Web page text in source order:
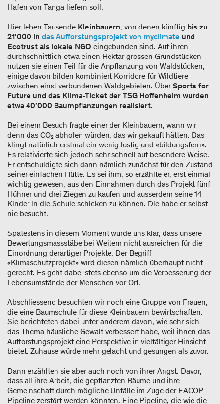
Hafen von Tanga liefern soll.
Hier leben Tausende Kleinbauern, von denen künftig bis zu
21’000 in das Aufforstungsprojekt von myclimate und
Ecotrust als lokale NGO eingebunden sind. Auf ihren
durchschnittlich etwa einen Hektar grossen Grundstücken
nutzen sie einen Teil für die Anpflanzung von Waldstücken,
einige davon bilden kombiniert Korridore für Wildtiere
zwischen einst verbundenen Waldgebieten. ÜberSports for
Future und das Klima-Ticket der TSG Hoffenheim wurden
etwa 40’000 Baumpflanzungen realisiert.
Bei einem Besuch fragte einer der Kleinbauern, wann wir
denn das CO₂ abholen würden, das wir gekauft hätten. Das
klingt natürlich erstmal ein wenig lustig und «bildungsfern».
Es relativierte sich jedoch sehr schnell auf besondere Weise.
Er entschuldigte sich dann nämlich zunächst für den Zustand
seiner einfachen Hütte. Es sei ihm, so erzählte er, erst einmal
wichtig gewesen, aus den Einnahmen durch das Projekt fünf
Hühner und drei Ziegen zu kaufen und ausserdem seine 14
Kinder in die Schule schicken zu können. Die habe er selbst
nie besucht.
Spätestens in diesem Moment wurde uns klar, dass unsere
Bewertungsmassstäbe bei Weitem nicht ausreichen für die
Einordnung derartiger Projekte. Der Begriff
«Klimaschutzprojekt» wird diesen nämlich überhaupt nicht
gerecht. Es geht dabei stets ebenso um die Verbesserung der
Lebensumstände der Menschen vor Ort.
Abschliessend besuchten wir noch eine Gruppe von Frauen,
die eine Baumschule für diese Kleinbauern bewirtschaften.
Sie berichteten dabei unter anderem davon, wie sehr sich
das Thema häusliche Gewalt verbessert habe, weil ihnen das
Aufforstungsprojekt eine Perspektive in vielfältiger Hinsicht
bietet. Zuhause würde mehr gelacht und gesungen als zuvor.
Dann erzählten sie aber auch noch von ihrer Angst. Davor,
dass all ihre Arbeit, die gepflanzten Bäume und ihre
Gemeinschaft durch mögliche Unfälle im Zuge der EACOP-
Pipeline zerstört werden könnten. Eine Pipeline, die wie die